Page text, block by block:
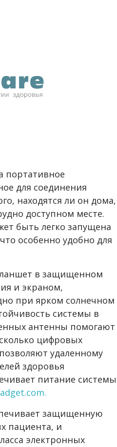
портативное
для соединения
находятся ли он дома,
доступном месте.
быть легко запущена
особенно удобно для
в защищенном
и экраном,
при ярком солнечном
системы в
антенны помогают
цифровых
удаленному
здоровья
питание системы
защищенную
пациента, и
электронных